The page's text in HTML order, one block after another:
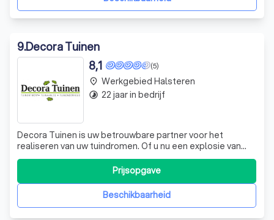
9.Decora Tuinen
(5)
8,1
Decora Tuinen is uw betrouwbare partner voor het
realiseren van uw tuindromen. Of u nu een explosie van
kleuren en bloemen wenst, een strak vormgegeven tuin of
een mix van stijlen, wij maken het mogelijk. Wij begrijpen
dat niet iedereen over groene vingers beschikt, daarom
bieden wij onze expertiseBeschikbaarheid
Prijsopgave
place Werkgebied Halsteren
timelapse 22 jaar in bedrijf